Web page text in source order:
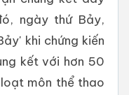
ngày thứ Bảy,
khi chứng kiến
kết với hơn 50
môn thể thao